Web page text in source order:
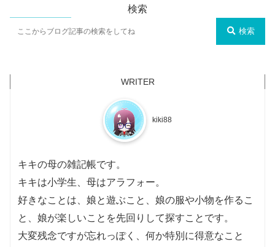
検索
検索
kiki88
キキの母の雑記帳です。
キキは小学生、母はアラフォー。
好きなことは、娘と遊ぶこと、娘の服や小物を作るこ
と、娘が楽しいことを先回りして探すことです。
大変残念ですが忘れっぽく、何か特別に得意なこと